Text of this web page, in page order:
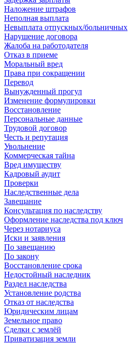
Наложение штрафов
Неполная выплата
Невыплата отпускных/больничных
Нарушение договора
Жалоба на работодателя
Отказ в приеме
Моральный вред
Права при сокращении
Перевод
Вынужденный прогул
Изменение формулировки
Восстановление
Персональные данные
Трудовой договор
Честь и репутация
Увольнение
Коммерческая тайна
Вред имуществу
Кадровый аудит
Проверки
Наследственные дела
Завещание
Консультация по наследству
Оформление наследства под ключ
Через нотариуса
Иски и заявления
По завещанию
По закону
Восстановление срока
Недостойный наследник
Раздел наследства
Установление родства
Отказ от наследства
Юридическим лицам
Земельное право
Сделки с землёй
Приватизация земли